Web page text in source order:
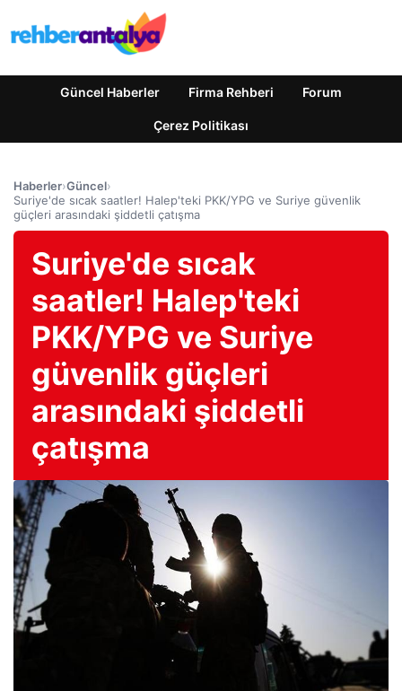
Güncel Haberler Firma Rehberi Forum
Çerez Politikası
Haberler›Güncel›
Suriye'de sıcak saatler! Halep'teki PKK/YPG ve Suriye güvenlik
güçleri arasındaki şiddetli çatışma
Suriye'de sıcak
saatler! Halep'teki
PKK/YPG ve Suriye
güvenlik güçleri
arasındaki şiddetli
çatışma